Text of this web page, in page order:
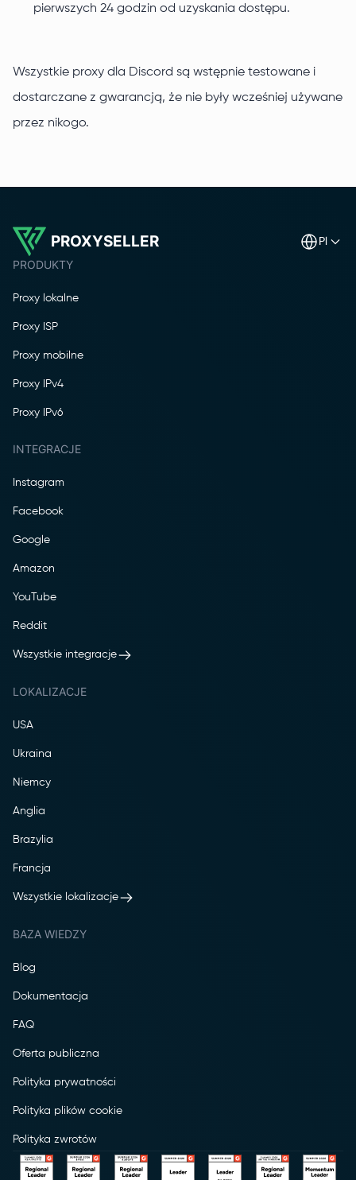
pierwszych 24 godzin od uzyskania dostępu.
Wszystkie proxy dla Discord są wstępnie testowane i
dostarczane z gwarancją, że nie były wcześniej używane
przez nikogo.
PROXYSELLER
PRODUKTY
Proxy lokalne
Proxy ISP
Proxy mobilne
Proxy IPv4
Proxy IPv6
INTEGRACJE
Instagram
Facebook
Google
Amazon
YouTube
Reddit
Wszystkie integracje
LOKALIZACJE
USA
Ukraina
Niemcy
Anglia
Brazylia
Francja
Wszystkie lokalizacje
BAZA WIEDZY
Blog
Dokumentacja
FAQ
Oferta publiczna
Polityka prywatności
Polityka plików cookie
Polityka zwrotów